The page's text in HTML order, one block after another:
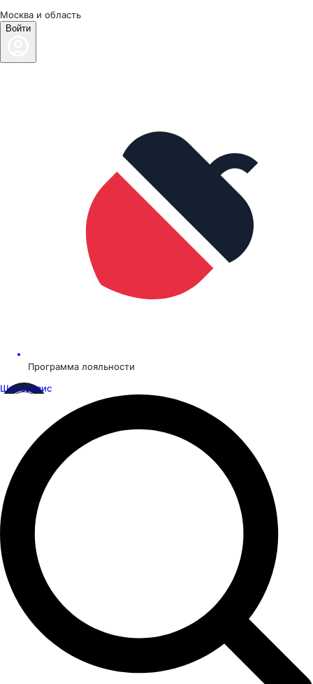
Москва и область
Войти
Программа лояльности
Шинсервис